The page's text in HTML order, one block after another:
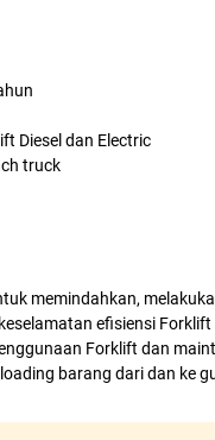
Diesel dan Electric
truck
memindahkan,
efisiensi Forklift
Forklift dan
barang dari dan ke